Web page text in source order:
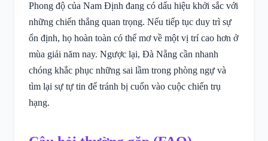
Phong độ của Nam Định đang có dấu hiệu khởi sắc với
những chiến thắng quan trọng. Nếu tiếp tục duy trì sự
ổn định, họ hoàn toàn có thể mơ về một vị trí cao hơn ở
mùa giải năm nay. Ngược lại, Đà Nẵng cần nhanh
chóng khắc phục những sai lầm trong phòng ngự và
tìm lại sự tự tin để tránh bị cuốn vào cuộc chiến trụ
hạng.